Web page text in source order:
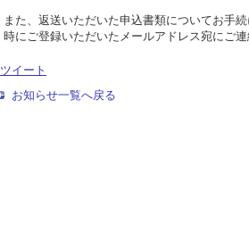
また、返送いただいた申込書類についてお手
時にご登録いただいたメールアドレス宛にご
ツイート
お知らせ一覧へ戻る